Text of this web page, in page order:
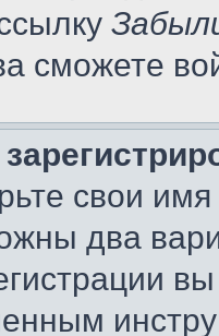
сможете
свои
два